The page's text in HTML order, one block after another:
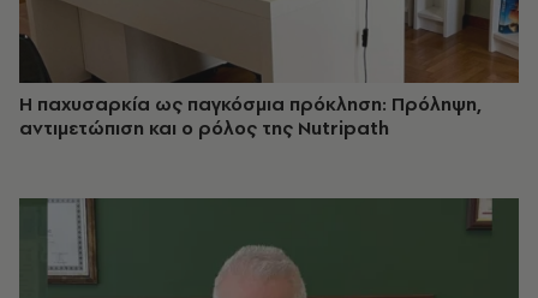
Η παχυσαρκία ως παγκόσμια πρόκληση: Πρόληψη,
αντιμετώπιση και ο ρόλος της Nutripath